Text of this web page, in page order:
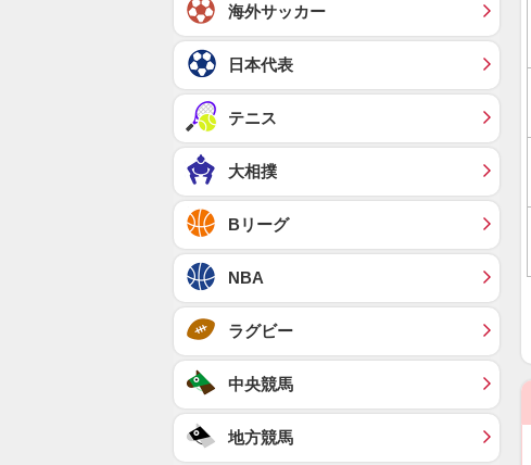
海外サッカー
日本代表
テニス
大相撲
Bリーグ
NBA
ラグビー
中央競馬
地方競馬